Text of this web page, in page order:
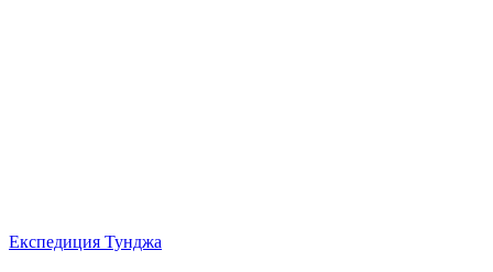
Експедиция Тунджа